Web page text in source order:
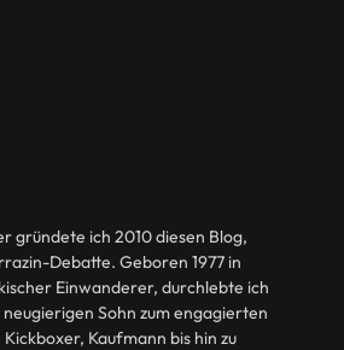
gründete ich 2010 diesen Blog,
Debatte. Geboren 1977 in
Einwanderer, durchlebte ich
Sohn zum engagierten
Kaufmann bis hin zu